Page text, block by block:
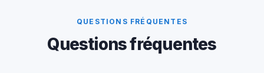
QUESTIONS FRÉQUENTES
Questions fréquentes